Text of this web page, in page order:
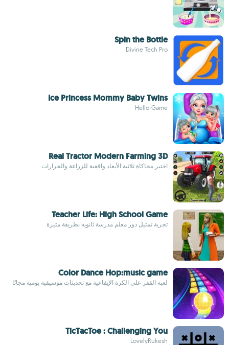
Spin the Bottle
Divine Tech Pro
Ice Princess Mommy Baby Twins
Hello-Game
Real Tractor Modern Farming 3D
اختبر محاكاة ثلاثية الأبعاد واقعية للزراعة والجرارات
Teacher Life: High School Game
تجربة تمثيل دور معلم مدرسة ثانويه بطريقة مثيرة
Color Dance Hop:music game
لعبة القفز على الكرة الإيقاعية مع تحديثات موسيقية يومية مجانًا
TicTacToe : Challenging You
LovelyRukesh